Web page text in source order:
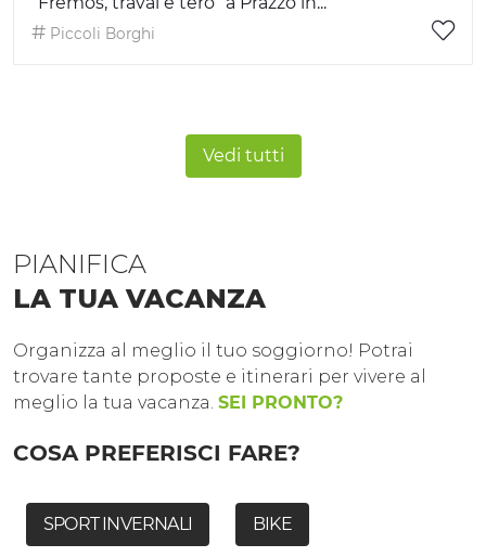
Piccoli Borghi
Vedi tutti
PIANIFICA
LA TUA VACANZA
Organizza al meglio il tuo soggiorno! Potrai
trovare tante proposte e itinerari per vivere al
meglio la tua vacanza. SEI PRONTO?
COSA PREFERISCI FARE?
SPORT INVERNALI BIKE